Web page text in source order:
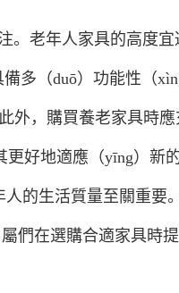
。老年人家具的高度
多（duō）功能性（
外，購買養老家具時應
好地適應（yīng）新
的生活質量至關重要
們在選購合適家具時